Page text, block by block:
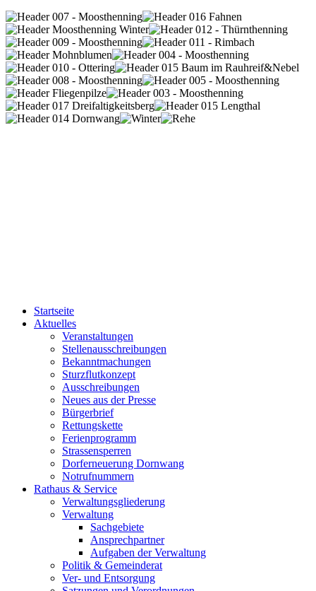
Startseite
Aktuelles
Veranstaltungen
Stellenausschreibungen
Bekanntmachungen
Sturzflutkonzept
Ausschreibungen
Neues aus der Presse
Bürgerbrief
Rettungskette
Ferienprogramm
Strassensperren
Dorferneuerung Dornwang
Notrufnummern
Rathaus & Service
Verwaltungsgliederung
Verwaltung
Sachgebiete
Ansprechpartner
Aufgaben der Verwaltung
Politik & Gemeinderat
Ver- und Entsorgung